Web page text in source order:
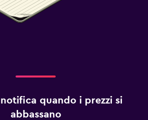
notifica quando i prezzi si
abbassano